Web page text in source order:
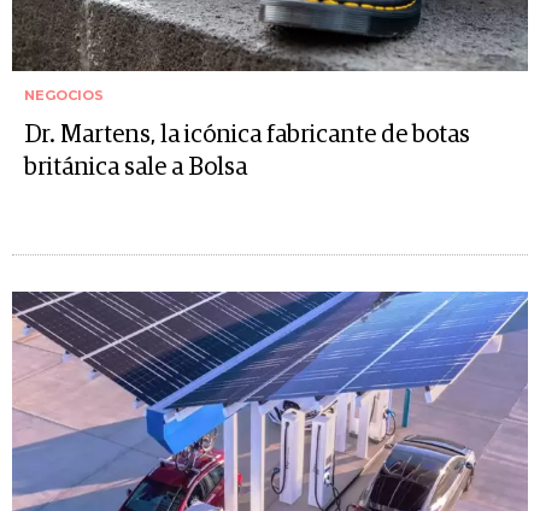
NEGOCIOS
Dr. Martens, la icónica fabricante de botas
británica sale a Bolsa